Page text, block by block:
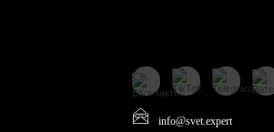
info@svet.expert